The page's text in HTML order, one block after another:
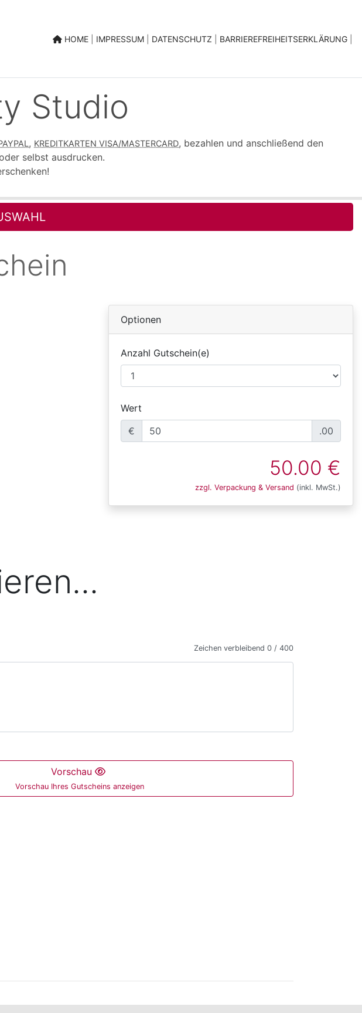
HOME IMPRESSUM DATENSCHUTZ BARRIEREFREIHEITSERKLÄRUNG
Studio
, KREDITKARTEN VISA/MASTERCARD, bezahlen und anschließend den
selbst ausdrucken.
Optionen
Anzahl Gutschein(e)
Wert
€
.00
50.00 €
zzgl. Verpackung & Versand (inkl. MwSt.)
Zeichen verbleibend 0 / 400
Vorschau
Vorschau Ihres Gutscheins anzeigen
zugänglich.